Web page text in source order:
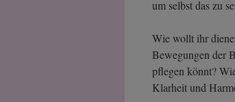
um selbst das zu
Wie wollt ihr
Bewegungen der
pflegen könnt?
Klarheit und